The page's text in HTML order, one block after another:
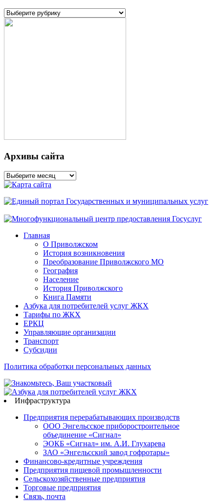
Рубрики
Архивы сайта
Архивы
сайта
Главная
О Приволжском
История возникновения
Преобразование Приволжского МО
География
Население
История Приволжского
Книга Памяти
Азбука для потребителей услуг ЖКХ
Тарифы по ЖКХ
ЕРКЦ
Управляющие организации
Транспорт
Субсидии
Политика обработки персональных данных
Инфраструктура
Предприятия перерабатывающих производств
ООО Энгельсское приборостроительное
объединение «Сигнал»
ЭОКБ «Сигнал» им. А.И. Глухарева
ЗАО «Энгельсский завод гофротары»
Финансово-кредитные учреждения
Предприятия пищевой промышленности
Сельскохозяйственные предприятия
Торговые предприятия
Связь, почта